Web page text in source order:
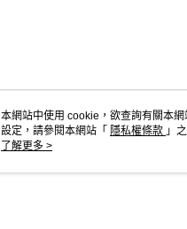
本網站中使用 cookie，欲查詢有關本
設定，請參閱本網站「 隱私權條款 」
使用 cookie。
了解更多 >